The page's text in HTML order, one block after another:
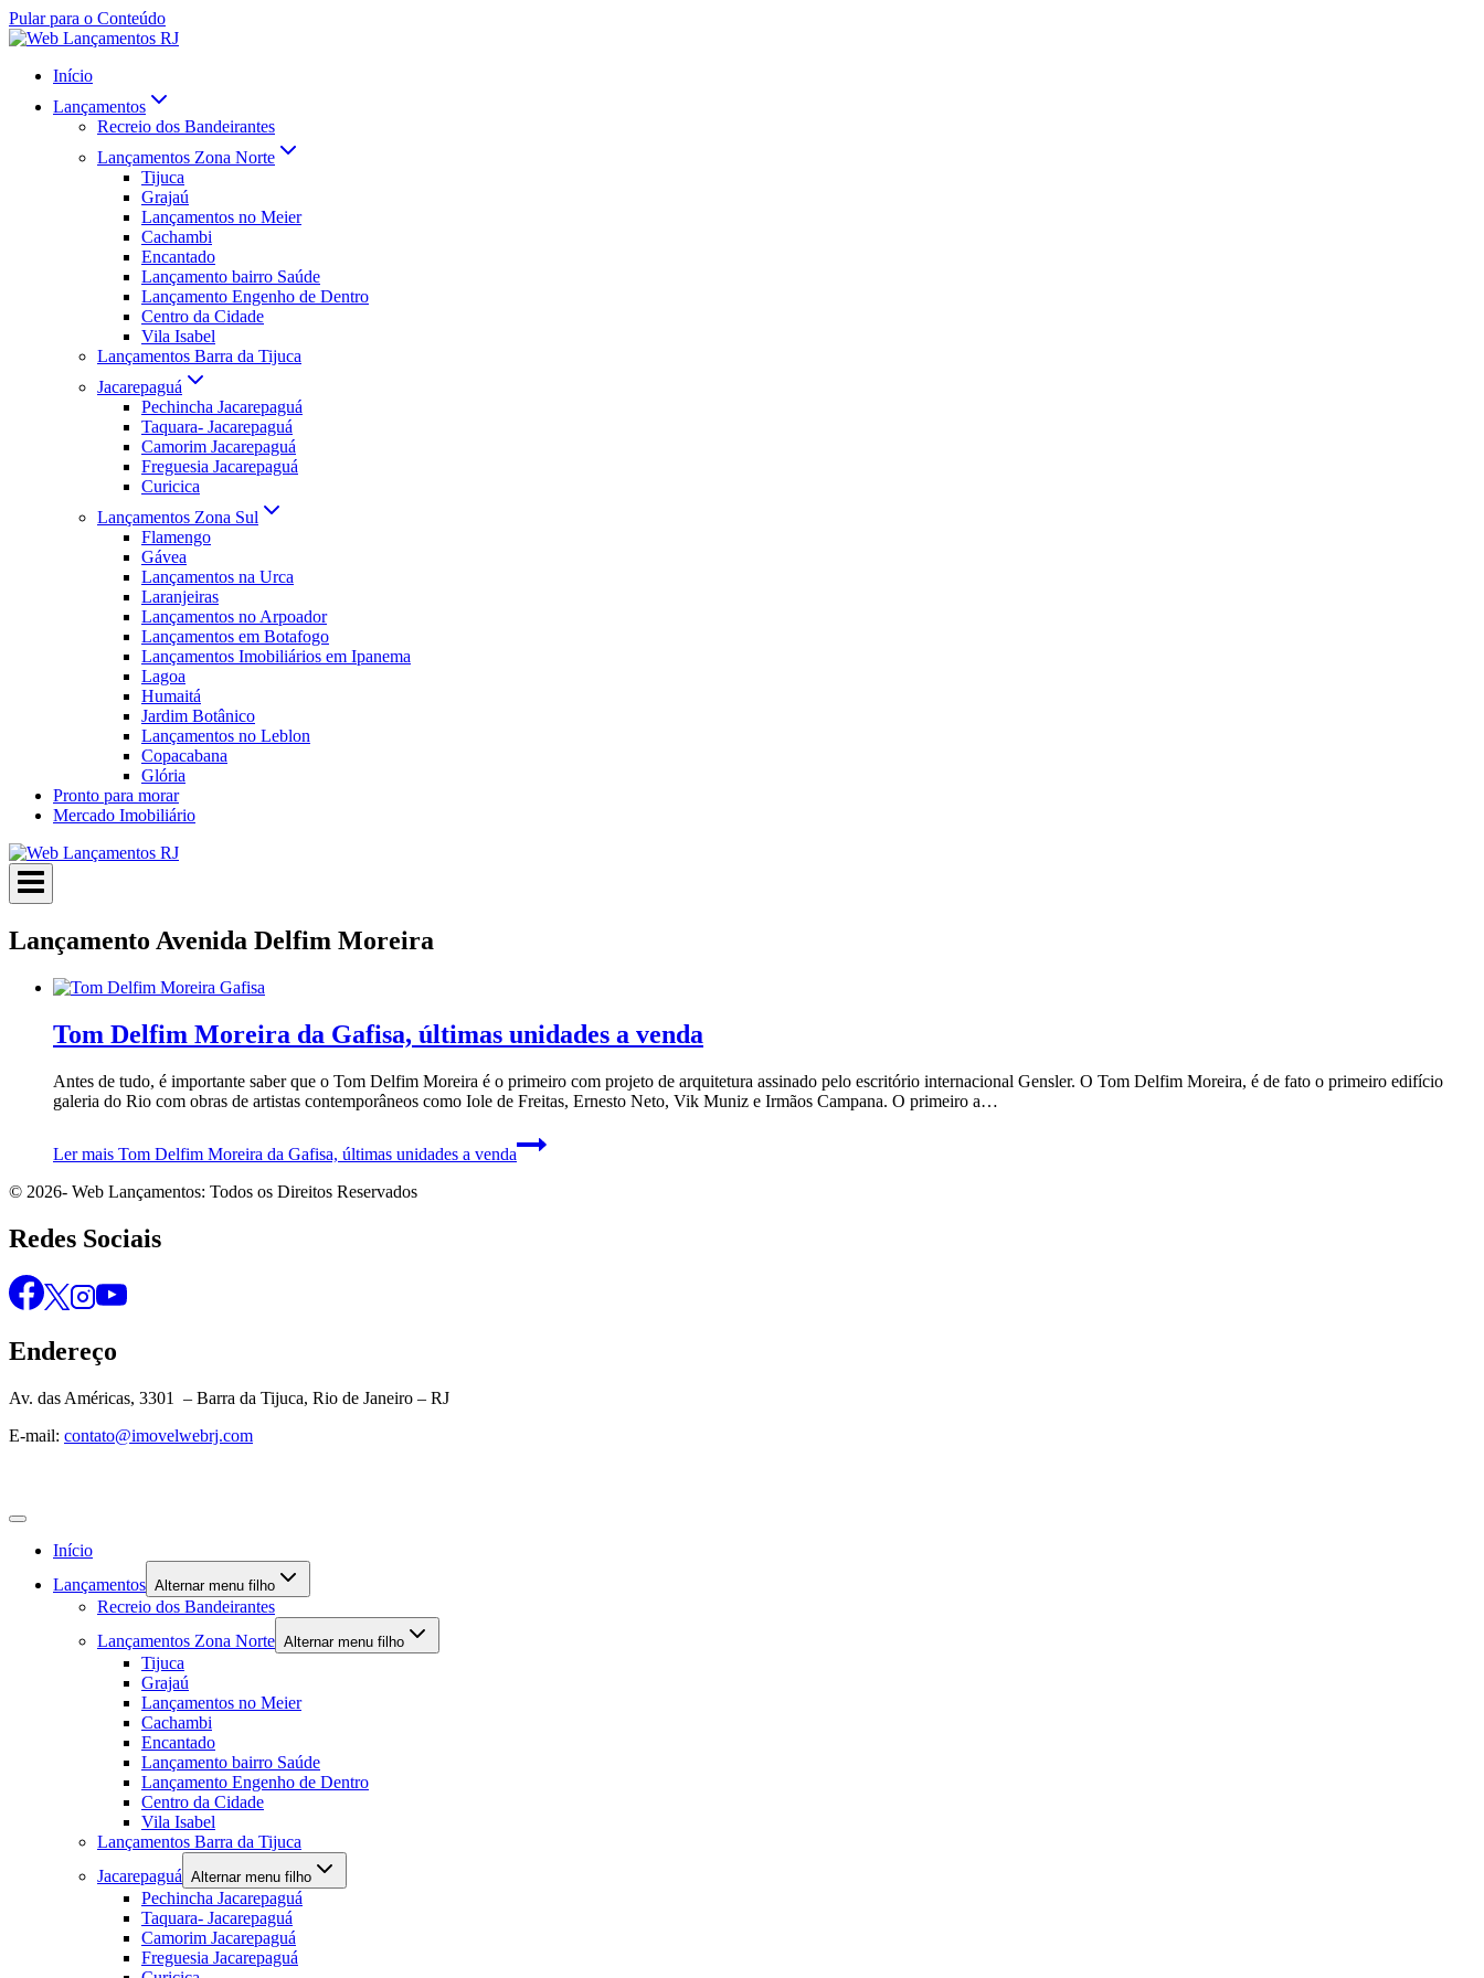
Pular para o Conteúdo
Início
Lançamentos
Recreio dos Bandeirantes
Lançamentos Zona Norte
Tijuca
Grajaú
Lançamentos no Meier
Cachambi
Encantado
Lançamento bairro Saúde
Lançamento Engenho de Dentro
Centro da Cidade
Vila Isabel
Lançamentos Barra da Tijuca
Jacarepaguá
Pechincha Jacarepaguá
Taquara- Jacarepaguá
Camorim Jacarepaguá
Freguesia Jacarepaguá
Curicica
Lançamentos Zona Sul
Flamengo
Gávea
Lançamentos na Urca
Laranjeiras
Lançamentos no Arpoador
Lançamentos em Botafogo
Lançamentos Imobiliários em Ipanema
Lagoa
Humaitá
Jardim Botânico
Lançamentos no Leblon
Copacabana
Glória
Pronto para morar
Mercado Imobiliário
Lançamento Avenida Delfim Moreira
Tom Delfim Moreira da Gafisa, últimas unidades a venda
Antes de tudo, é importante saber que o Tom Delfim Moreira é o primeiro com projeto de arquitetura assinado pelo escritório internacional Gensler. O Tom Delfim Moreira, é de fato o primeiro edifício
galeria do Rio com obras de artistas contemporâneos como Iole de Freitas, Ernesto Neto, Vik Muniz e Irmãos Campana. O primeiro a…
Ler mais Tom Delfim Moreira da Gafisa, últimas unidades a venda
© 2026- Web Lançamentos: Todos os Direitos Reservados
Redes Sociais
Endereço
Av. das Américas, 3301 – Barra da Tijuca, Rio de Janeiro – RJ
E-mail: contato@imovelwebrj.com
Início
Lançamentos Alternar menu filho
Recreio dos Bandeirantes
Lançamentos Zona Norte Alternar menu filho
Tijuca
Grajaú
Lançamentos no Meier
Cachambi
Encantado
Lançamento bairro Saúde
Lançamento Engenho de Dentro
Centro da Cidade
Vila Isabel
Lançamentos Barra da Tijuca
Jacarepaguá Alternar menu filho
Pechincha Jacarepaguá
Taquara- Jacarepaguá
Camorim Jacarepaguá
Freguesia Jacarepaguá